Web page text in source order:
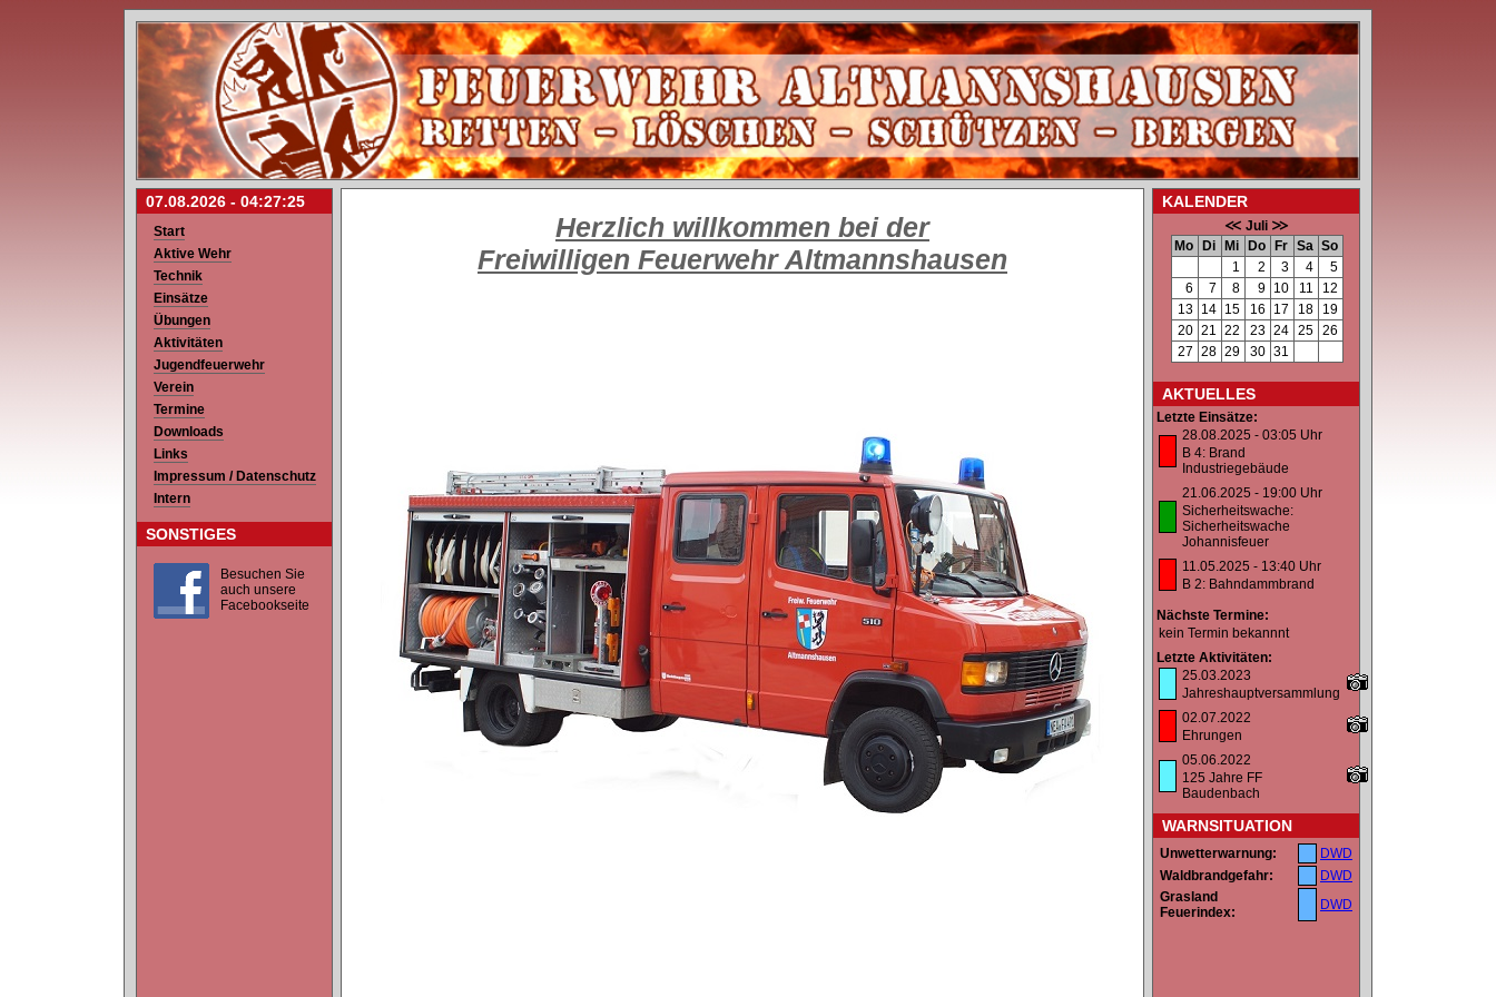
07.08.2026 - 04:27:25
Start
Aktive Wehr
Technik
Einsätze
Übungen
Aktivitäten
Jugendfeuerwehr
Verein
Termine
Downloads
Links
Impressum / Datenschutz
Intern
SONSTIGES
Besuchen Sie
auch unsere
Facebookseite
Herzlich willkommen bei der
Freiwilligen Feuerwehr Altmannshausen
KALENDER
Juli
Mo
Di Mi Do Fr Sa So
1
2 3 4
5
6
7 8 9 10 11
12
13
14 15 16 17 18
19
20 21 22 23 24 25
26
27 28 29 30 31
AKTUELLES
Letzte Einsätze:
28.08.2025 - 03:05 Uhr
B 4: Brand
Industriegebäude
21.06.2025 - 19:00 Uhr
Sicherheitswache:
Sicherheitswache
Johannisfeuer
11.05.2025 - 13:40 Uhr
B 2: Bahndammbrand
Nächste Termine:
kein Termin bekannnt
Letzte Aktivitäten:
25.03.2023
Jahreshauptversammlung
02.07.2022
Ehrungen
05.06.2022
125 Jahre FF
Baudenbach
WARNSITUATION
Unwetterwarnung:
DWD
Waldbrandgefahr:
DWD
Grasland
Feuerindex:
DWD